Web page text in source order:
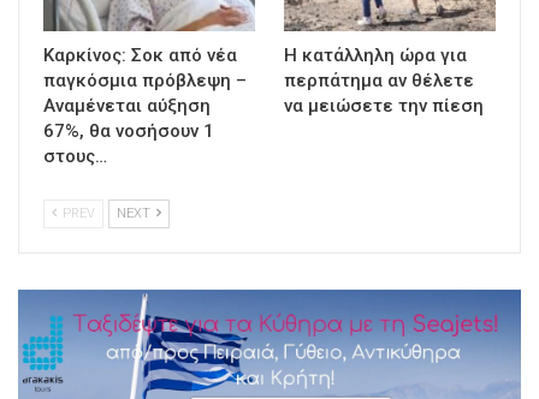
Καρκίνος: Σοκ από νέα
παγκόσμια πρόβλεψη –
Αναμένεται αύξηση
67%, θα νοσήσουν 1
στους…
Η κατάλληλη ώρα για
περπάτημα αν θέλετε
να μειώσετε την πίεση
PREV NEXT